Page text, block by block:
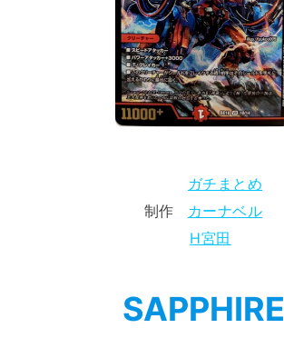
ガチまとめ
制作
カーナベル
H宮田
SAPPHIRE